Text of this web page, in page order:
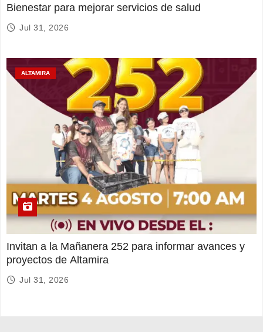
Bienestar para mejorar servicios de salud
Jul 31, 2026
ALTAMIRA
Invitan a la Mañanera 252 para informar avances y
proyectos de Altamira
Jul 31, 2026